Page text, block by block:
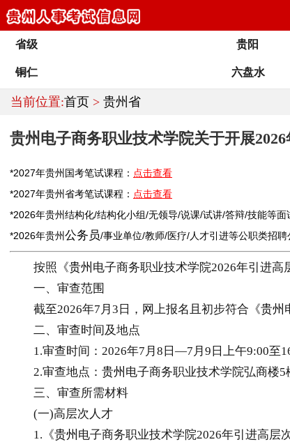
省级 贵阳
铜仁 六盘水
当前位置:首页 > 贵州省
贵州电子商务职业技术学院关于开展
*2027年贵州 国考笔试课程： 点击查看
*2027年贵州省考笔试课程： 点击查看
*2026年贵州结构化/结构化小组/无领导/说课/试讲/答辩/技能等面
*2026年贵州公务员/事业单位/教师/医疗/人才引进等公职类招聘
按照《贵州 电子商务职业技术学院2026年引进
一、审查范围
截至2026年7月3日，网上报名且初步符合《贵州
二、审查时间及地点
1.审查时间：2026年7月8日—7月9日上午9:00至
2.审查地点： 贵州 电子商务职业技术学院弘商楼5
三、审查所需材料
(一)高层次人才
1.《贵州 电子商务职业技术学院2026年引进高层